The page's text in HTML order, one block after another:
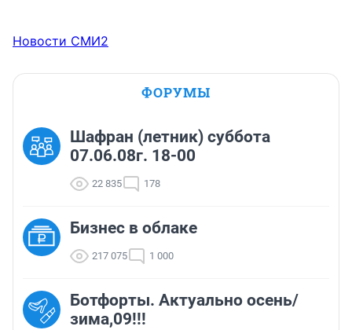
Новости СМИ2
ФОРУМЫ
Шафран (летник) суббота
07.06.08г. 18-00
22 835 178
Бизнес в облаке
217 075 1 000
Ботфорты. Актуально осень/
зима,09!!!